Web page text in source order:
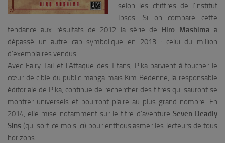
selon les chiffres de l’institut
Ipsos. Si on compare cette
tendance aux résultats de 2012 la série de Hiro Mashima a
dépassé un autre cap symbolique en 2013 : celui du million
d’exemplaires vendus.
Avec Fairy Tail et l’Attaque des Titans, Pika parvient à toucher le
cœur de cible du public manga mais Kim Bedenne, la responsable
éditoriale de Pika, continue de rechercher des titres qui sauront se
montrer universels et pourront plaire au plus grand nombre. En
2014, elle mise notamment sur le titre d’aventure Seven Deadly
Sins (qui sort ce mois-ci) pour enthousiasmer les lecteurs de tous
horizons.